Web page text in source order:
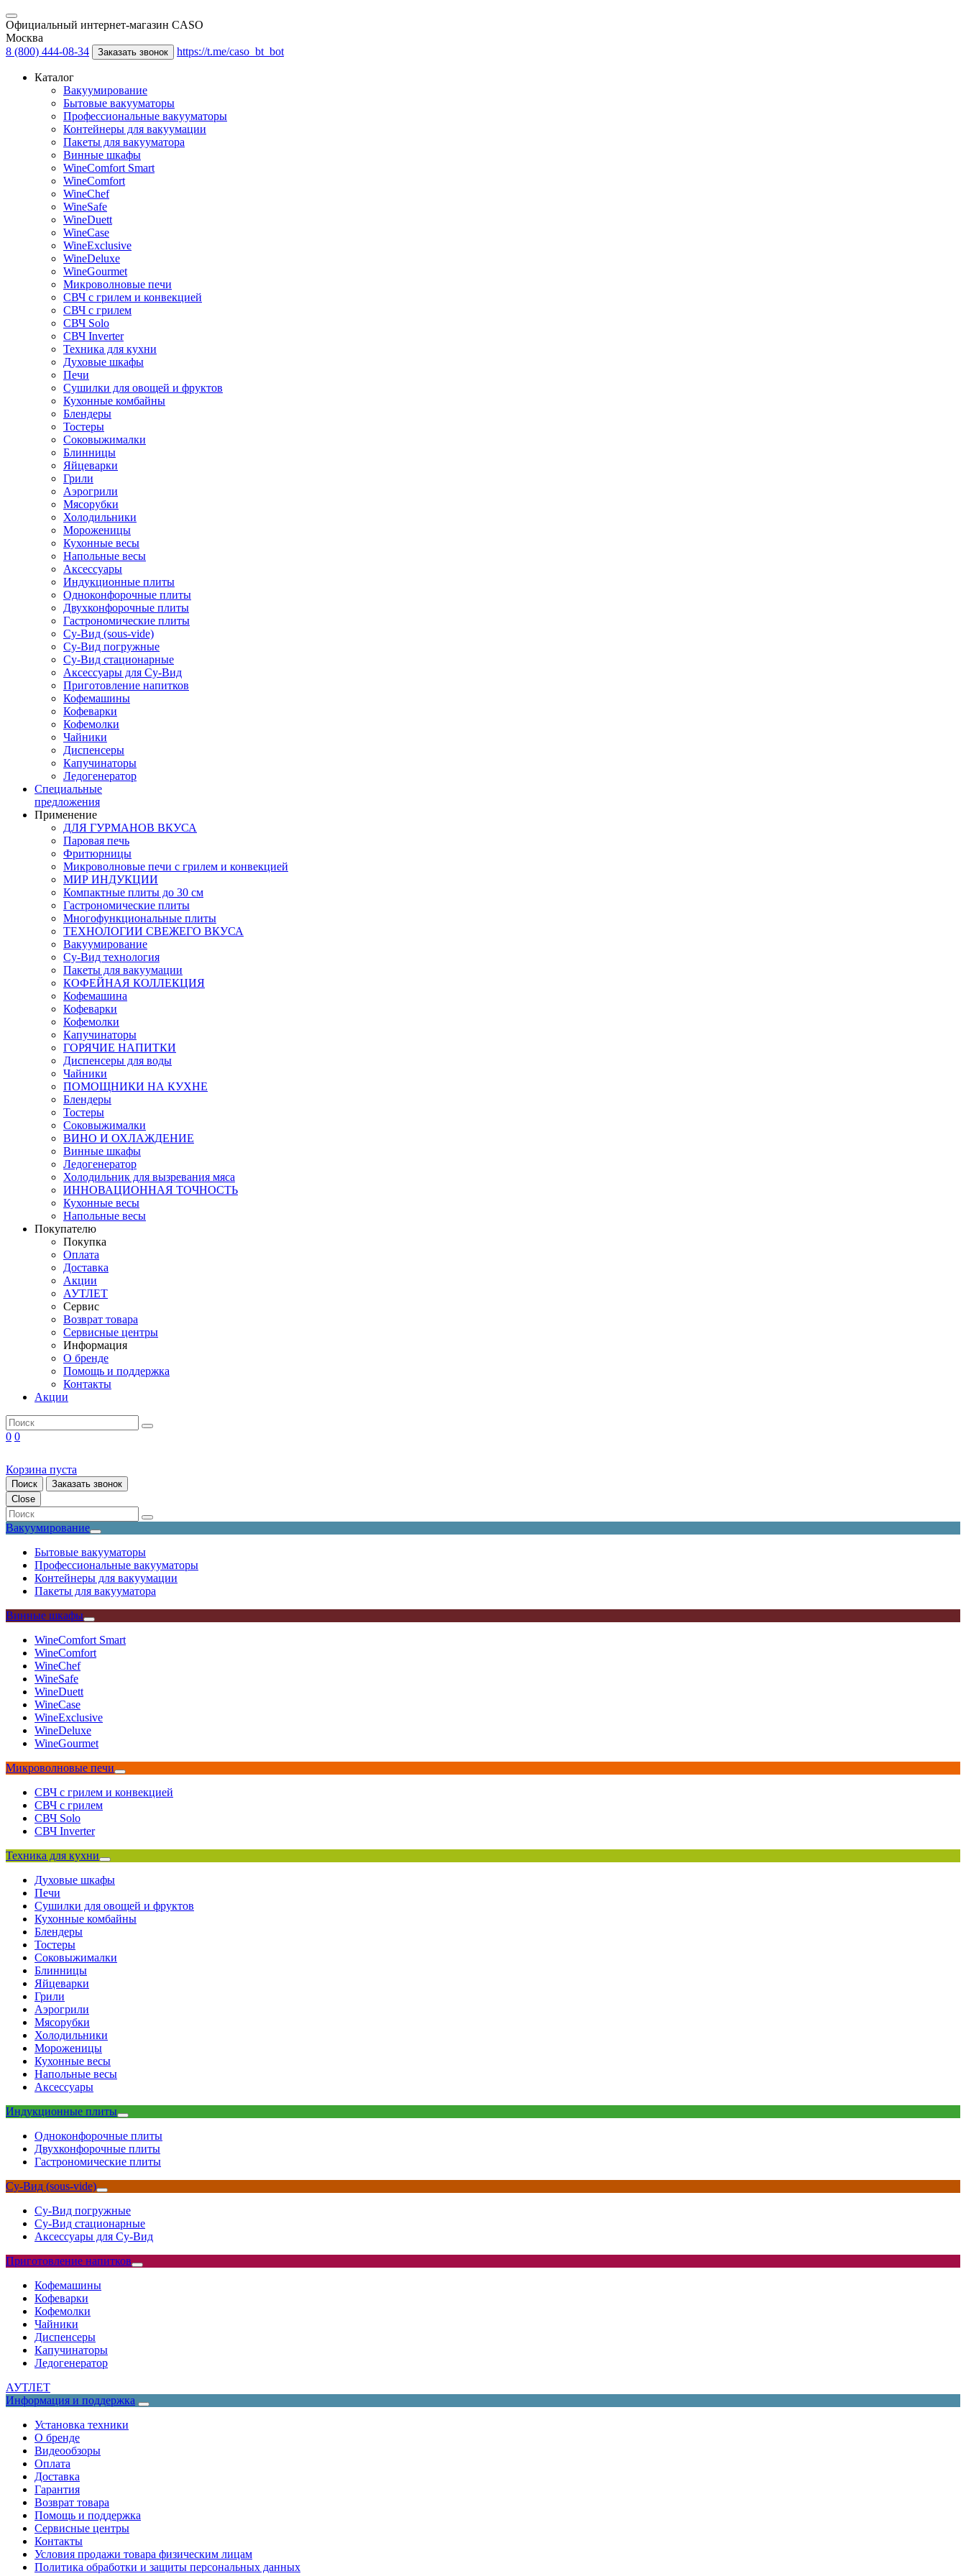
Официальный интернет-магазин CASO
Москва
8 (800) 444-08-34
Заказать звонок https://t.me/caso_bt_bot
Каталог
Вакуумирование
Бытовые вакууматоры
Профессиональные вакууматоры
Контейнеры для вакуумации
Пакеты для вакууматора
Винные шкафы
WineComfort Smart
WineComfort
WineChef
WineSafe
WineDuett
WineCase
WineExclusive
WineDeluxe
WineGourmet
Микроволновые печи
СВЧ с грилем и конвекцией
СВЧ с грилем
СВЧ Solo
СВЧ Inverter
Техника для кухни
Духовые шкафы
Печи
Сушилки для овощей и фруктов
Кухонные комбайны
Блендеры
Тостеры
Соковыжималки
Блинницы
Яйцеварки
Грили
Аэрогрили
Мясорубки
Холодильники
Мороженицы
Кухонные весы
Напольные весы
Аксессуары
Индукционные плиты
Одноконфорочные плиты
Двухконфорочные плиты
Гастрономические плиты
Су-Вид (sous-vide)
Су-Вид погружные
Су-Вид стационарные
Аксессуары для Су-Вид
Приготовление напитков
Кофемашины
Кофеварки
Кофемолки
Чайники
Диспенсеры
Капучинаторы
Ледогенератор
Специальные
предложения
Применение
ДЛЯ ГУРМАНОВ ВКУСА
Паровая печь
Фритюрницы
Микроволновые печи с грилем и конвекцией
МИР ИНДУКЦИИ
Компактные плиты до 30 см
Гастрономические плиты
Многофункциональные плиты
ТЕХНОЛОГИИ СВЕЖЕГО ВКУСА
Вакуумирование
Су-Вид технология
Пакеты для вакуумации
КОФЕЙНАЯ КОЛЛЕКЦИЯ
Кофемашина
Кофеварки
Кофемолки
Капучинаторы
ГОРЯЧИЕ НАПИТКИ
Диспенсеры для воды
Чайники
ПОМОЩНИКИ НА КУХНЕ
Блендеры
Тостеры
Соковыжималки
ВИНО И ОХЛАЖДЕНИЕ
Винные шкафы
Ледогенератор
Холодильник для вызревания мяса
ИННОВАЦИОННАЯ ТОЧНОСТЬ
Кухонные весы
Напольные весы
Покупателю
Покупка
Оплата
Доставка
Акции
АУТЛЕТ
Сервис
Возврат товара
Сервисные центры
Информация
О бренде
Помощь и поддержка
Контакты
Акции
0 0
Корзина пуста
Поиск
Заказать звонок
Close
Вакуумирование
Бытовые вакууматоры
Профессиональные вакууматоры
Контейнеры для вакуумации
Пакеты для вакууматора
Винные шкафы
WineComfort Smart
WineComfort
WineChef
WineSafe
WineDuett
WineCase
WineExclusive
WineDeluxe
WineGourmet
Микроволновые печи
СВЧ с грилем и конвекцией
СВЧ с грилем
СВЧ Solo
СВЧ Inverter
Техника для кухни
Духовые шкафы
Печи
Сушилки для овощей и фруктов
Кухонные комбайны
Блендеры
Тостеры
Соковыжималки
Блинницы
Яйцеварки
Грили
Аэрогрили
Мясорубки
Холодильники
Мороженицы
Кухонные весы
Напольные весы
Аксессуары
Индукционные плиты
Одноконфорочные плиты
Двухконфорочные плиты
Гастрономические плиты
Су-Вид (sous-vide)
Су-Вид погружные
Су-Вид стационарные
Аксессуары для Су-Вид
Приготовление напитков
Кофемашины
Кофеварки
Кофемолки
Чайники
Диспенсеры
Капучинаторы
Ледогенератор
АУТЛЕТ
Информация и поддержка
Установка техники
О бренде
Видеообзоры
Оплата
Доставка
Гарантия
Возврат товара
Помощь и поддержка
Сервисные центры
Контакты
Условия продажи товара физическим лицам
Политика обработки и защиты персональных данных